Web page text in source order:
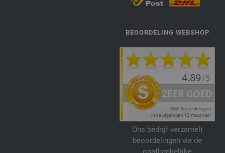
BEOORDELING WEBSHOP
Ons bedrijf verzamelt
beoordelingen via de